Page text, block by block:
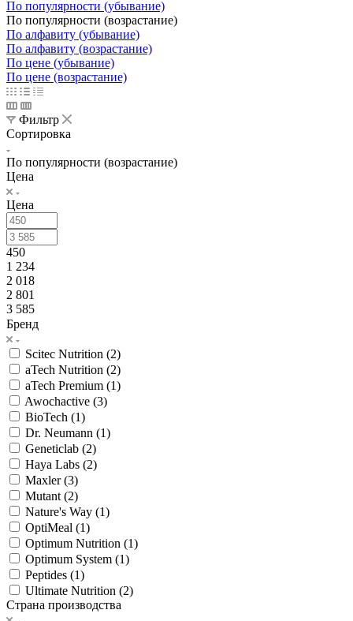
По популярности (убывание)
По популярности (возрастание)
По алфавиту (убывание)
По алфавиту (возрастание)
По цене (убывание)
По цене (возрастание)
Фильтр
Сортировка
По популярности (возрастание)
Цена
Цена
450
1 234
2 018
2 801
3 585
Бренд
Scitec Nutrition (2)
aTech Nutrition (2)
aTech Premium (1)
Awochactive (3)
BioTech (1)
Dr. Neumann (1)
Geneticlab (2)
Haya Labs (2)
Maxler (3)
Mutant (2)
Nature's Way (1)
OptiMeal (1)
Optimum Nutrition (1)
Optimum System (1)
Peptides (1)
Ultimate Nutrition (2)
Страна производства